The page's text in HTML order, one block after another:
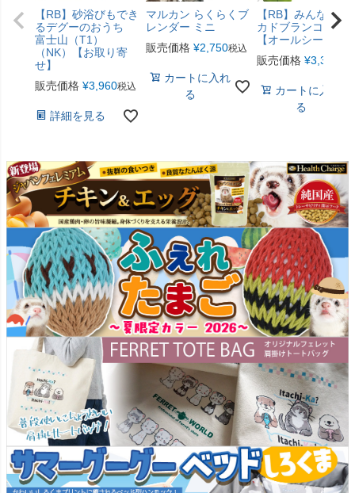
【RB】砂浴びもでき
るデグーのおうち
富士山（T1）
（NK）【お取り寄
せ】
販売価格 ¥3,960税込
詳細を見る
マルカン らくらくブ
レンダー ミニ
販売価格 ¥2,750税込
カートに入れ
る
【RB】みんなのア
カドブランコ（F2
【オールシーズン
販売価格 ¥3,300
カートに入れ
る